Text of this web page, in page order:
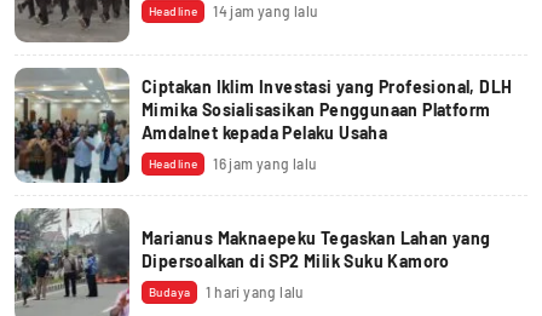
Headline 14 jam yang lalu
Ciptakan Iklim Investasi yang Profesional, DLH
Mimika Sosialisasikan Penggunaan Platform
Amdalnet kepada Pelaku Usaha
Headline 16 jam yang lalu
Marianus Maknaepeku Tegaskan Lahan yang
Dipersoalkan di SP2 Milik Suku Kamoro
Budaya 1 hari yang lalu